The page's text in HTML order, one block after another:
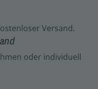
Versand.
oder individuell